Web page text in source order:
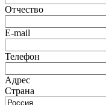
Отчество
E-mail
Телефон
Адрес
Страна